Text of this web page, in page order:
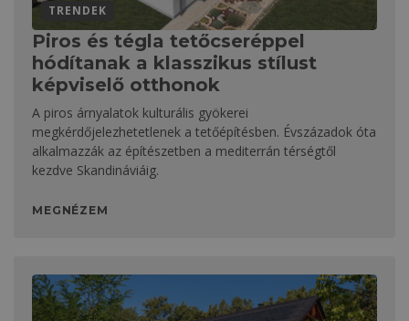
TRENDEK
Piros és tégla tetőcseréppel
hódítanak a klasszikus stílust
képviselő otthonok
A piros árnyalatok kulturális gyökerei
megkérdőjelezhetetlenek a tetőépítésben. Évszázadok óta
alkalmazzák az építészetben a mediterrán térségtől
kezdve Skandináviáig.
MEGNÉZEM